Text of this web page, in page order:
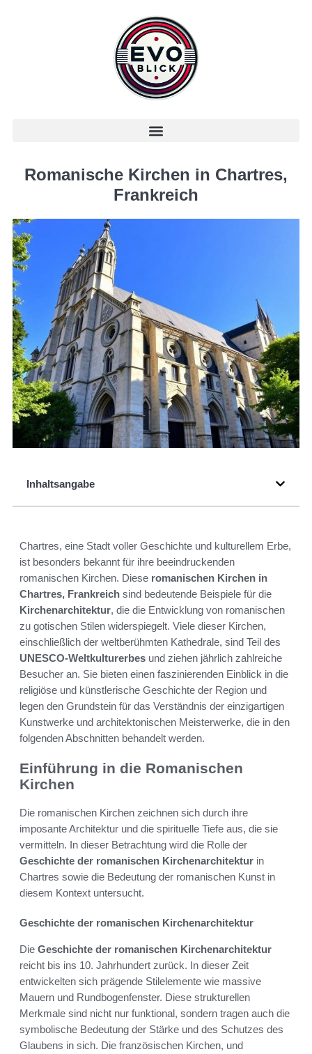
Romanische Kirchen in Chartres,
Frankreich
Inhaltsangabe
Chartres, eine Stadt voller Geschichte und kulturellem Erbe,
ist besonders bekannt für ihre beeindruckenden
romanischen Kirchen. Diese romanischen Kirchen in
Chartres, Frankreich sind bedeutende Beispiele für die
Kirchenarchitektur, die die Entwicklung von romanischen
zu gotischen Stilen widerspiegelt. Viele dieser Kirchen,
einschließlich der weltberühmten Kathedrale, sind Teil des
UNESCO-Weltkulturerbes und ziehen jährlich zahlreiche
Besucher an. Sie bieten einen faszinierenden Einblick in die
religiöse und künstlerische Geschichte der Region und
legen den Grundstein für das Verständnis der einzigartigen
Kunstwerke und architektonischen Meisterwerke, die in den
folgenden Abschnitten behandelt werden.
Einführung in die Romanischen
Kirchen
Die romanischen Kirchen zeichnen sich durch ihre
imposante Architektur und die spirituelle Tiefe aus, die sie
vermitteln. In dieser Betrachtung wird die Rolle der
Geschichte der romanischen Kirchenarchitektur in
Chartres sowie die Bedeutung der romanischen Kunst in
diesem Kontext untersucht.
Geschichte der romanischen Kirchenarchitektur
Die Geschichte der romanischen Kirchenarchitektur
reicht bis ins 10. Jahrhundert zurück. In dieser Zeit
entwickelten sich prägende Stilelemente wie massive
Mauern und Rundbogenfenster. Diese strukturellen
Merkmale sind nicht nur funktional, sondern tragen auch die
symbolische Bedeutung der Stärke und des Schutzes des
Glaubens in sich. Die französischen Kirchen, und